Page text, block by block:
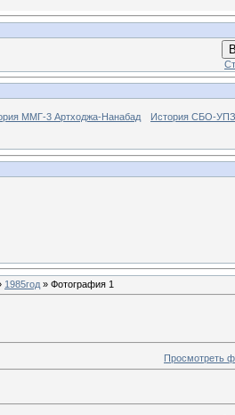
ММГ-3 Артходжа-Нанабад История СБО-УПЗ
1985год » Фотография 1
Просмотреть